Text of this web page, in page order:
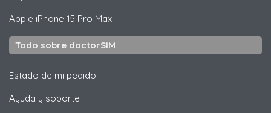
Apple iPhone 15 Pro Max
Todo sobre doctorSIM
Estado de mi pedido
Ayuda y soporte